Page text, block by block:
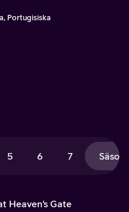
Portugisiska
5 6 7
Heaven's Gate